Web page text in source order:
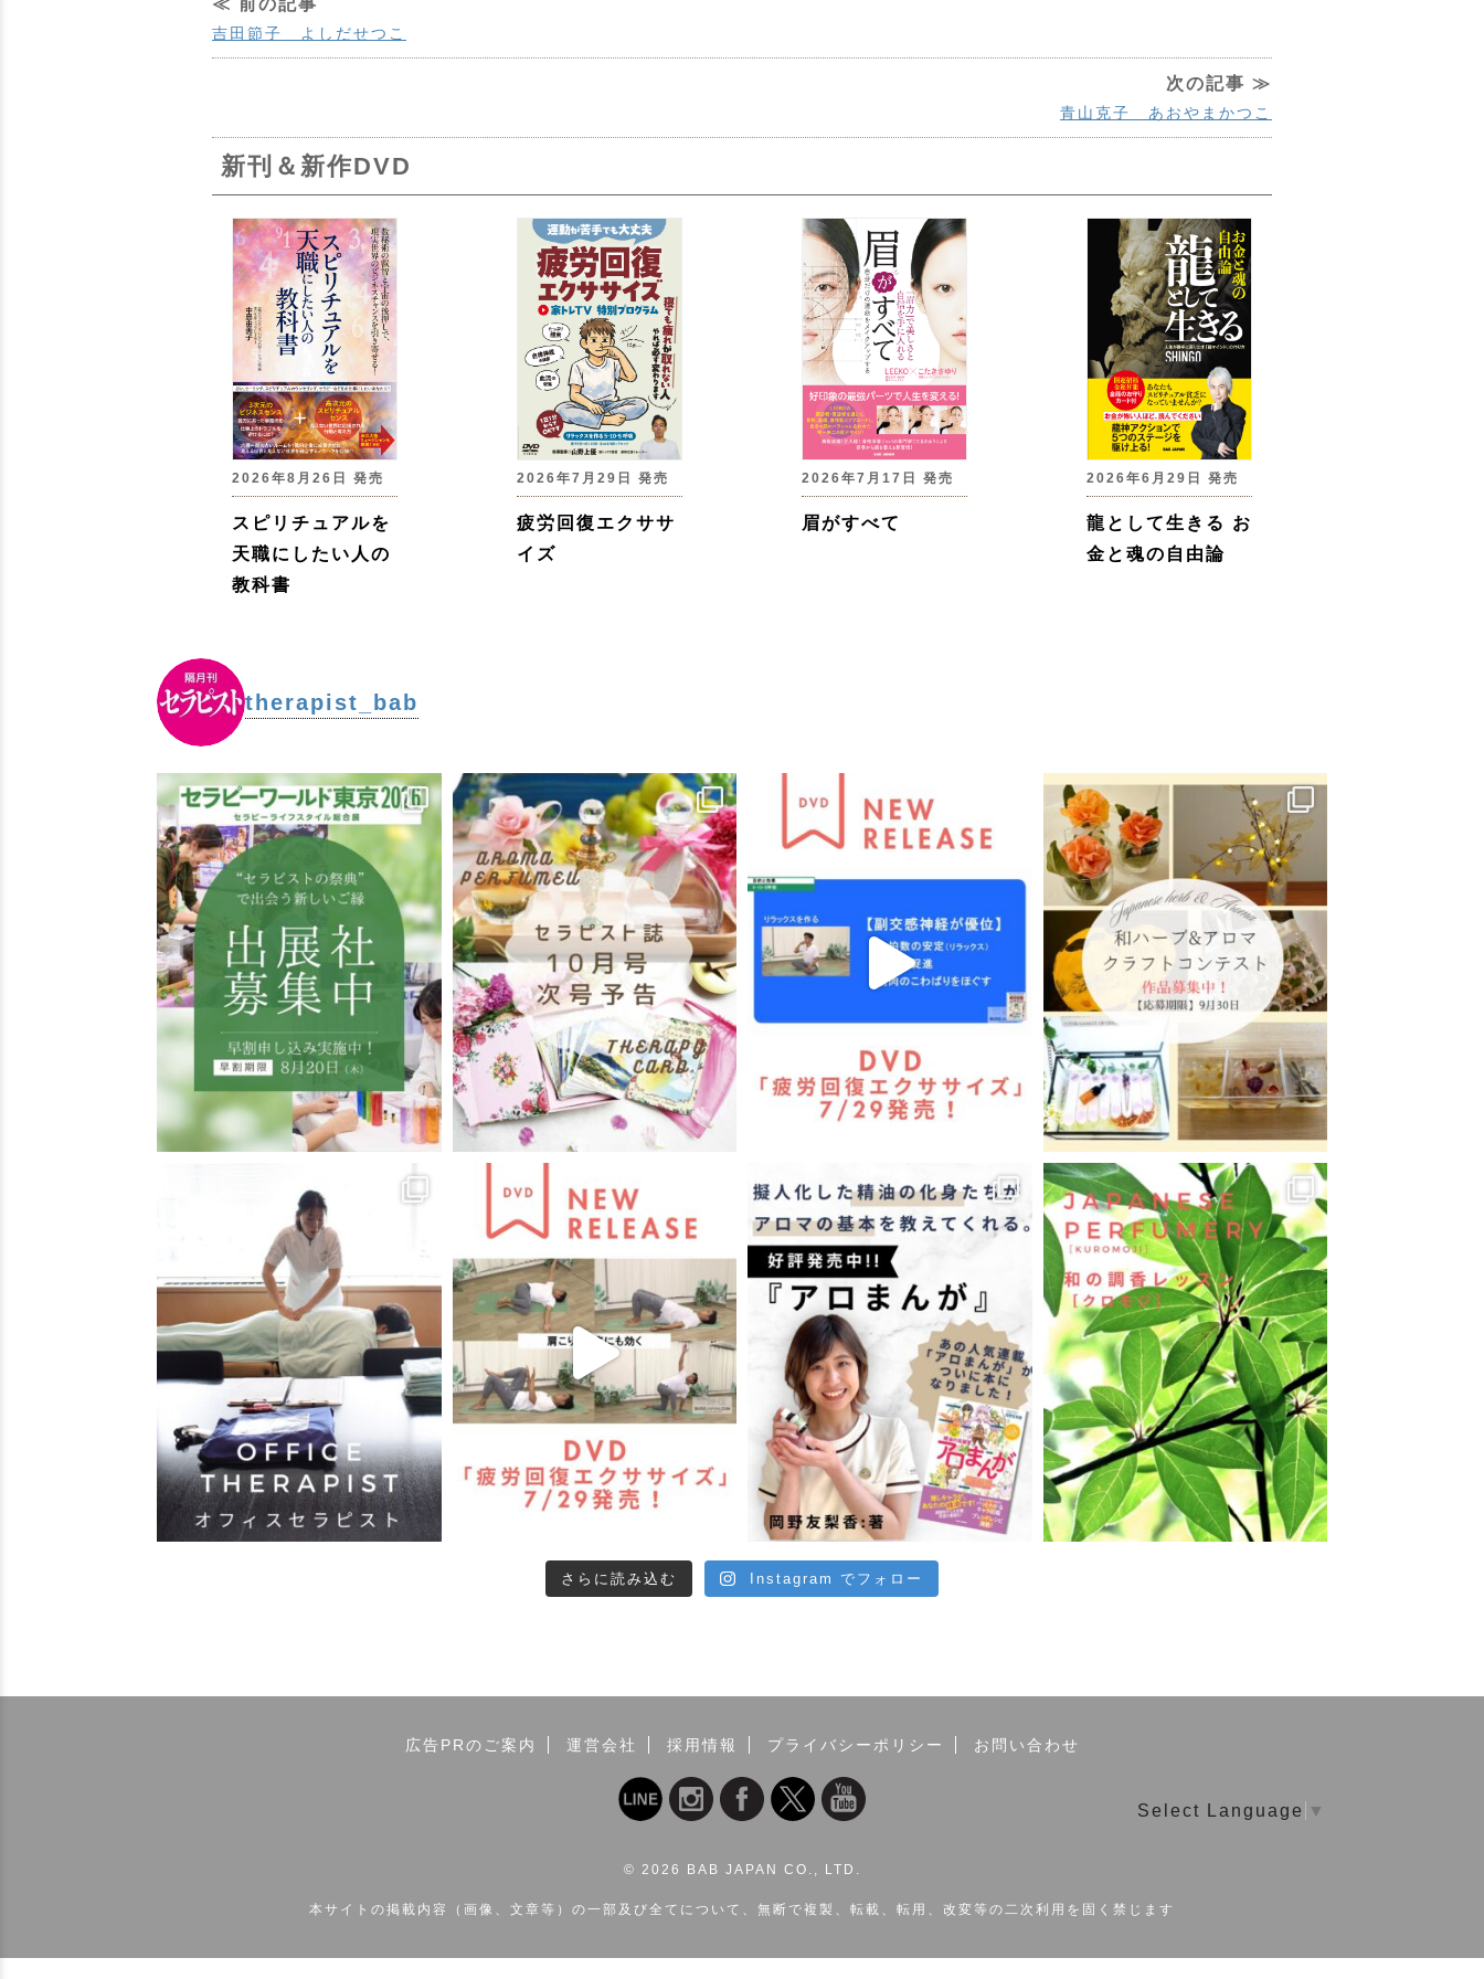
≪ 前の記事
吉田節子 よしだせつこ
次の記事 ≫
青山克子 あおやまかつこ
新刊＆新作DVD
2026年8月26日 発売
スピリチュアルを
天職にしたい人の
教科書
2026年7月29日 発売
疲労回復エクササ
イズ
2026年7月17日 発売
眉がすべて
2026年6月29日 発売
龍として生きる お
金と魂の自由論
therapist_bab
さらに読み込む Instagram でフォロー
広告PRのご案内 運営会社 採用情報 プライバシーポリシー お問い合わせ
Select Language ▼
© 2026 BAB JAPAN CO., LTD.
本サイトの掲載内容（画像、文章等）の一部及び全てについて、無断で複製、転載、転用、改変等の二次利用を固く禁じます